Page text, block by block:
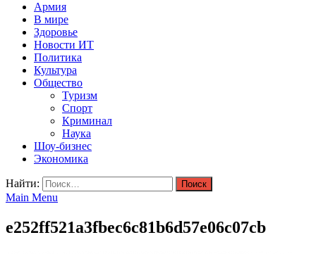
Армия
В мире
Здоровье
Новости ИТ
Политика
Культура
Общество
Туризм
Спорт
Криминал
Наука
Шоу-бизнес
Экономика
Найти:
Main Menu
e252ff521a3fbec6c81b6d57e06c07cb